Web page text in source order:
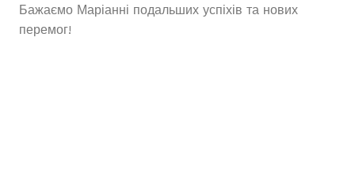
Бажаємо Маріанні подальших успіхів та нових
перемог!